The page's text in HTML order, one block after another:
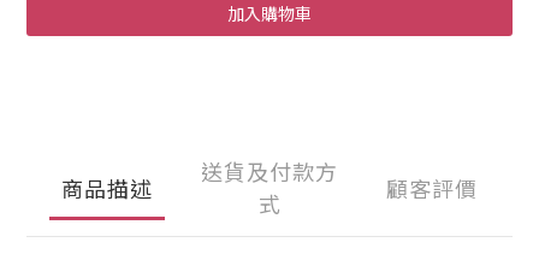
加入購物車
商品描述
送貨及付款方
式
顧客評價